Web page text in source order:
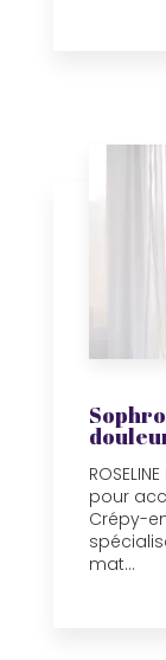
pour
Crépy-
mat...